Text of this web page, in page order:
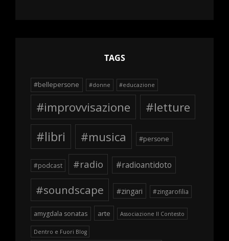
TAGS
#bellepersone #donne #educazione
#improvvisazione
#letture
#libri
#musica #persone
#podcast #radio #radioantidoto
#soundscape #zingari #zingarofilia
amygdala sonatas arte Associazione Il Contesto
Dentro e Fuori Blog